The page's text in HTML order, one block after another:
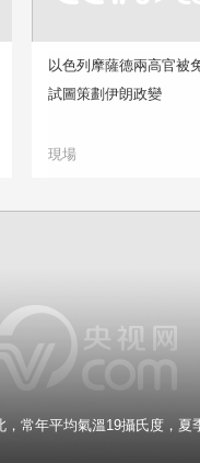
以色列摩薩德兩高官被
試圖策劃伊朗政變
現場
常年平均氣溫19攝氏度，夏